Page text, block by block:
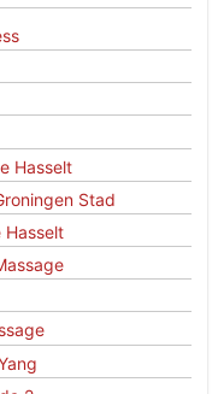
Hasselt
Stad
Hasselt